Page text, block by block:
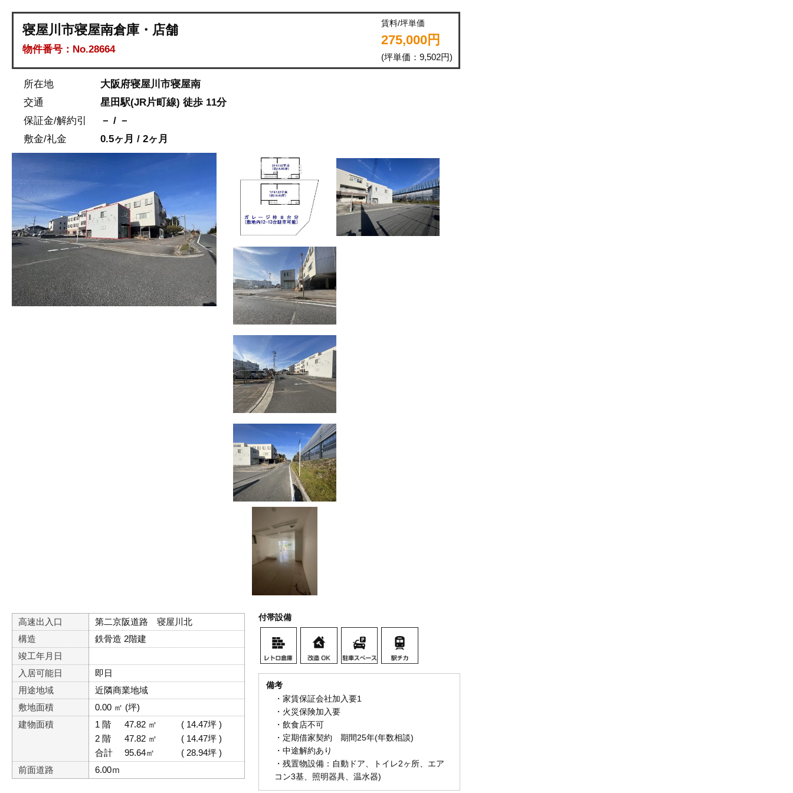
寝屋川市寝屋南倉庫・店舗
物件番号：No.28664
賃料/坪単価
275,000円
(坪単価：9,502円)
所在地
大阪府寝屋川市寝屋南
交通
星田駅(JR片町線) 徒歩 11分
保証金/解約引
－ / －
敷金/礼金
0.5ヶ月 / 2ヶ月
高速出入口
第二京阪道路 寝屋川北
構造
鉄骨造 2階建
竣工年月日
入居可能日
即日
用途地域
近隣商業地域
敷地面積
0.00 ㎡ (坪)
建物面積
1 階 47.82 ㎡
( 14.47坪 )
2 階
47.82 ㎡
( 14.47坪 )
合計
95.64㎡
( 28.94坪 )
前面道路
6.00ｍ
付帯設備
備考
・家賃保証会社加入要1
・火災保険加入要
・飲食店不可
・定期借家契約 期間25年(年数相談)
・中途解約あり
・残置物設備：自動ドア、トイレ2ヶ所、エア
コン3基、照明器具、温水器)